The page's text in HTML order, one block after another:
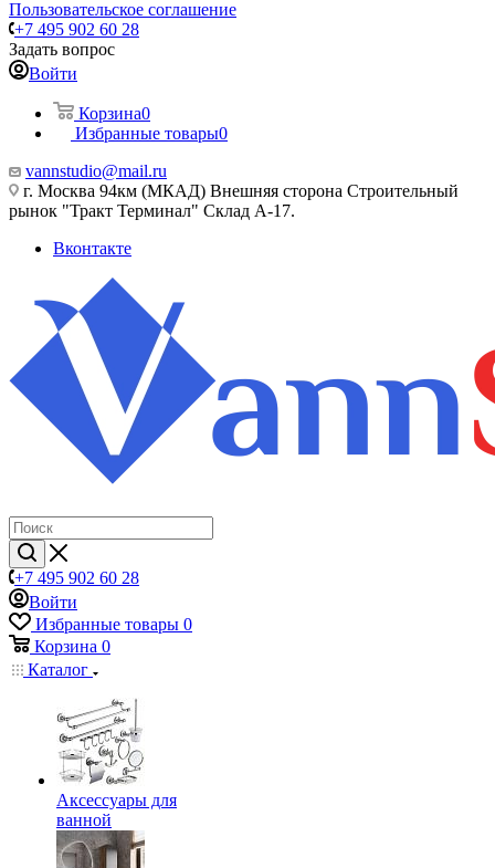
Пользовательское соглашение
+7 495 902 60 28
Задать вопрос
Войти
Корзина0
Избранные товары0
vannstudio@mail.ru
г. Москва 94км (МКАД) Внешняя сторона Строительный
рынок "Тракт Терминал" Склад А-17.
Вконтакте
+7 495 902 60 28
Войти
Избранные товары 0
Корзина 0
Каталог
Аксессуары для
ванной